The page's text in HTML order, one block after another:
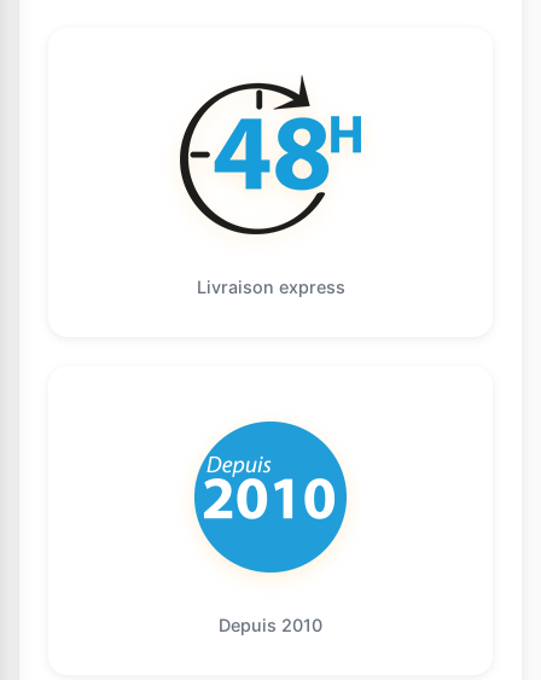
Livraison express
Depuis 2010